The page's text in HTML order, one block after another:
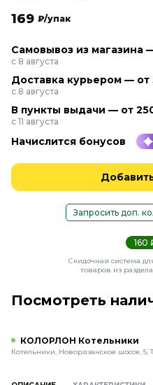
169 ₽/упак
Самовывоз из магазина
с 8 августа
Доставка курьером — от
с 8 августа
В пункты выдачи — от
с 11 августа
Начислится бонусов
Запросить доп.
160
Скидочная система
товаров из
Посмотреть
КОЛОРЛОН Котельники
Котельники, Новорязанское шоссе, 5,